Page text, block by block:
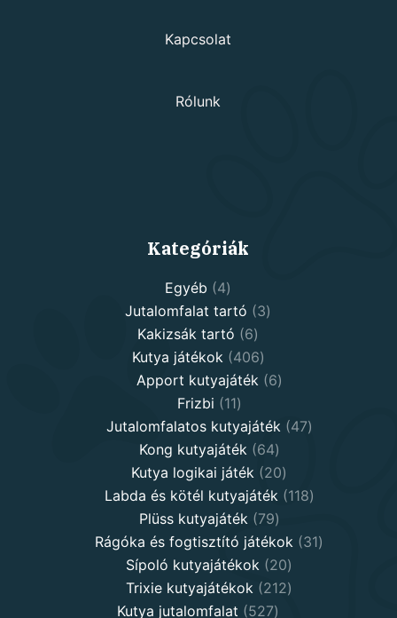
Kapcsolat
Rólunk
Kategóriák
Egyéb 44
products
Jutalomfalat tartó 33
Kakizsák tartó 66
products
Kutya játékok 406406
products
Apport kutyajáték 66
Frizbi 1111
products
Jutalomfalatos kutyajáték 4747
Kong kutyajáték 6464
products
Kutya logikai játék 2020
products
Labda és kötél kutyajáték 118118
Plüss kutyajáték 7979
products
Rágóka és fogtisztító játékok 3131
Sípoló kutyajátékok 2020
products
Trixie kutyajátékok 212212
Kutya jutalomfalat 527527